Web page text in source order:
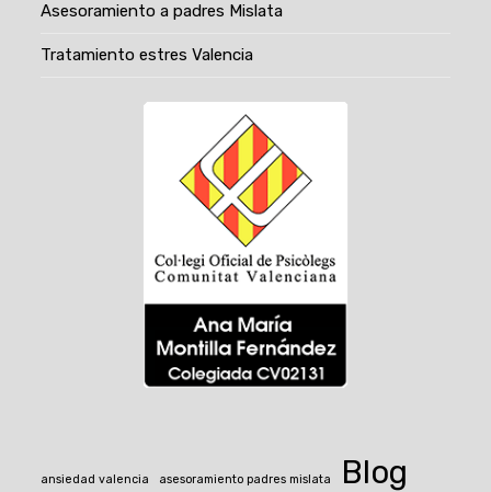
Asesoramiento a padres Mislata
Tratamiento estres Valencia
ansiedad valencia asesoramiento padres mislata Blog